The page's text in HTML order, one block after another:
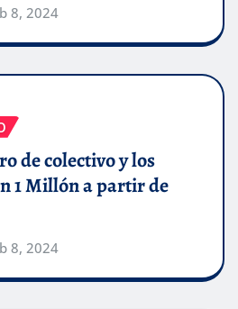
8, 2024
de colectivo y los
1 Millón a partir de
8, 2024